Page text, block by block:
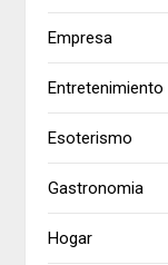
Empresa
Entretenimiento
Esoterismo
Gastronomia
Hogar